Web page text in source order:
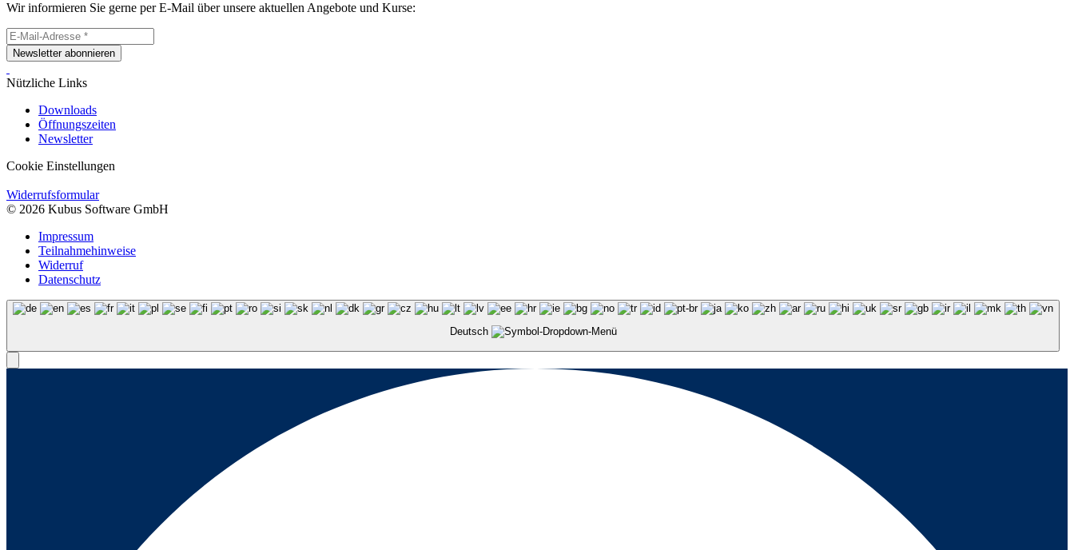
Wir informieren Sie gerne per E-Mail über unsere aktuellen Angebote und Kurse:
Newsletter abonnieren
Nützliche Links
Downloads
Öffnungszeiten
Newsletter
Cookie Einstellungen
Widerrufsformular
© 2026 Kubus Software GmbH
Impressum
Teilnahmehinweise
Widerruf
Datenschutz
Deutsch